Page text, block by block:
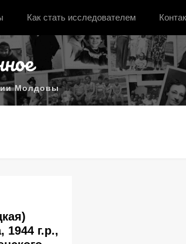
Как стать исследователем
Молдовы
1944 г.р.,